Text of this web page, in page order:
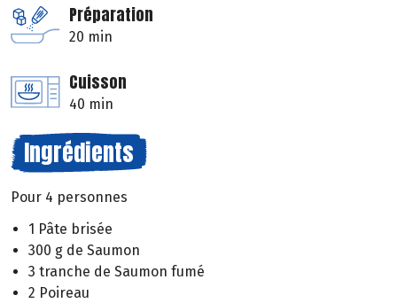
Préparation
20 min
Cuisson
40 min
Ingrédients
Pour 4 personnes
1 Pâte brisée
300 g de Saumon
3 tranche de Saumon fumé
2 Poireau